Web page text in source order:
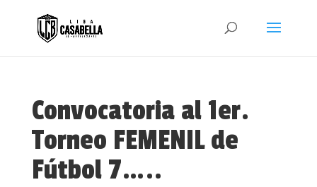
Convocatoria al 1er.
Torneo FEMENIL de
Fútbol 7…..